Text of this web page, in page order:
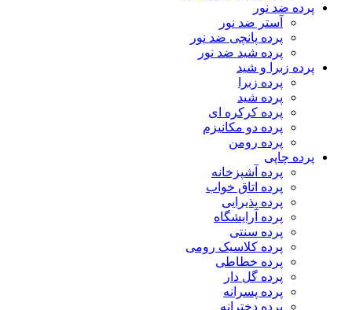
پرده ضد نور
آستر ضد نور
پرده پانچی ضد نور
پرده شید ضد نور
پرده زبرا و شید
پرده زبرا
پرده شید
پرده کرکره ای
پرده دو مکانیزم
پرده رومن
پرده چاپی
پرده آشپزخانه
پرده اتاق خواب
پرده پذیرایی
پرده آرایشگاه
پرده سنتی
پرده کلاسیک رومی
پرده خطاطی
پرده گل دار
پرده پسرانه
پرده دخترانه